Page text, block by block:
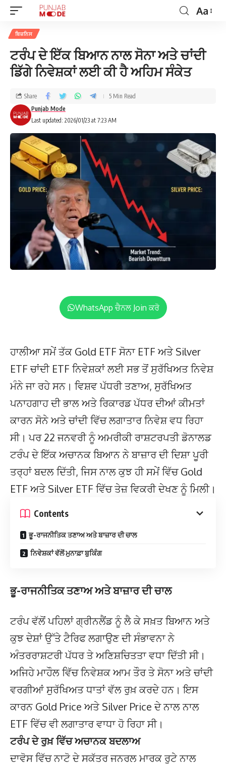
Aa
ਬਿਜ਼ਨਿਸ
ਟਰੰਪ ਦੇ ਇੱਕ ਬਿਆਨ ਨਾਲ ਸੋਨਾ ਅਤੇ ਚਾਂਦੀ
ਡਿੱਗੇ ਨਿਵੇਸ਼ਕਾਂ ਲਈ ਕੀ ਹੈ ਅਹਿਮ ਸੰਕੇਤ
Last updated: 2026/01/23 at 7:23 AM
Punjab Mode
Share 5 Min Read
WhatsApp ਚੈਨਲ Join ਕਰੋ
ਹਾਲੀਆ ਸਮੇਂ ਤੱਕ Gold ETF ਸੋਨਾ ETF ਅਤੇ Silver
ETF ਚਾਂਦੀ ETF ਨਿਵੇਸ਼ਕਾਂ ਲਈ ਸਭ ਤੋਂ ਸੁਰੱਖਿਅਤ ਨਿਵੇਸ਼
ਮੰਨੇ ਜਾ ਰਹੇ ਸਨ। ਵਿਸ਼ਵ ਪੱਧਰੀ ਤਣਾਅ, ਸੁਰੱਖਿਅਤ
ਪਨਾਹਗਾਹ ਦੀ ਭਾਲ ਅਤੇ ਰਿਕਾਰਡ ਪੱਧਰ ਦੀਆਂ ਕੀਮਤਾਂ
ਕਾਰਨ ਸੋਨੇ ਅਤੇ ਚਾਂਦੀ ਵਿੱਚ ਲਗਾਤਾਰ ਨਿਵੇਸ਼ ਵਧ ਰਿਹਾ
ਸੀ। ਪਰ 22 ਜਨਵਰੀ ਨੂੰ ਅਮਰੀਕੀ ਰਾਸ਼ਟਰਪਤੀ ਡੋਨਾਲਡ
ਟਰੰਪ ਦੇ ਇੱਕ ਅਚਾਨਕ ਬਿਆਨ ਨੇ ਬਾਜ਼ਾਰ ਦੀ ਦਿਸ਼ਾ ਪੂਰੀ
ਤਰ੍ਹਾਂ ਬਦਲ ਦਿੱਤੀ, ਜਿਸ ਨਾਲ ਕੁਝ ਹੀ ਸਮੇਂ ਵਿੱਚ Gold
ETF ਅਤੇ Silver ETF ਵਿੱਚ ਤੇਜ਼ ਵਿਕਰੀ ਦੇਖਣ ਨੂੰ ਮਿਲੀ।
Contents
ਭੂ-ਰਾਜਨੀਤਿਕ ਤਣਾਅ ਅਤੇ ਬਾਜ਼ਾਰ ਦੀ ਚਾਲ
ਨਿਵੇਸ਼ਕਾਂ ਵੱਲੋਂ ਮੁਨਾਫ਼ਾ ਬੁਕਿੰਗ
ਭੂ-ਰਾਜਨੀਤਿਕ ਤਣਾਅ ਅਤੇ ਬਾਜ਼ਾਰ ਦੀ ਚਾਲ
ਟਰੰਪ ਵੱਲੋਂ ਪਹਿਲਾਂ ਗ੍ਰੀਨਲੈਂਡ ਨੂੰ ਲੈ ਕੇ ਸਖ਼ਤ ਬਿਆਨ ਅਤੇ
ਕੁਝ ਦੇਸ਼ਾਂ ਉੱਤੇ ਟੈਰਿਫ ਲਗਾਉਣ ਦੀ ਸੰਭਾਵਨਾ ਨੇ
ਅੰਤਰਰਾਸ਼ਟਰੀ ਪੱਧਰ ਤੇ ਅਣਿਸ਼ਚਿਤਤਾ ਵਧਾ ਦਿੱਤੀ ਸੀ।
ਅਜਿਹੇ ਮਾਹੌਲ ਵਿੱਚ ਨਿਵੇਸ਼ਕ ਆਮ ਤੌਰ ਤੇ ਸੋਨਾ ਅਤੇ ਚਾਂਦੀ
ਵਰਗੀਆਂ ਸੁਰੱਖਿਅਤ ਧਾਤਾਂ ਵੱਲ ਰੁਖ਼ ਕਰਦੇ ਹਨ। ਇਸ
ਕਾਰਨ Gold Price ਅਤੇ Silver Price ਦੇ ਨਾਲ ਨਾਲ
ETF ਵਿੱਚ ਵੀ ਲਗਾਤਾਰ ਵਾਧਾ ਹੋ ਰਿਹਾ ਸੀ।
ਟਰੰਪ ਦੇ ਰੁਖ਼ ਵਿੱਚ ਅਚਾਨਕ ਬਦਲਾਅ
ਦਾਵੋਸ ਵਿੱਚ ਨਾਟੋ ਦੇ ਸਕੱਤਰ ਜਨਰਲ ਮਾਰਕ ਰੁਟੇ ਨਾਲ